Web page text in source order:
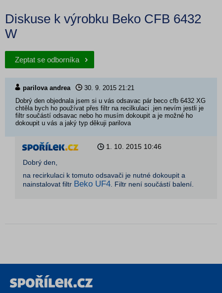
Diskuse k výrobku Beko CFB 6432
W
Zeptat se odborníka
parilova andrea 30. 9. 2015 21:21
Dobrý den objednala jsem si u vás odsavac pár beco cfb 6432 XG
chtěla bych ho používat přes filtr na recilkulaci .jen nevím jestli je
filtr součástí odsavac nebo ho musím dokoupit a je možné ho
dokoupit u vás a jaký typ děkuji parilova
1. 10. 2015 10:46
Dobrý den,
na recirkulaci k tomuto odsavači je nutné dokoupit a
nainstalovat filtr Beko UF4. Filtr není součástí balení.